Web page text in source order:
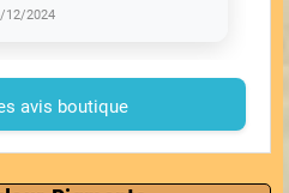
12/2024
avis boutique